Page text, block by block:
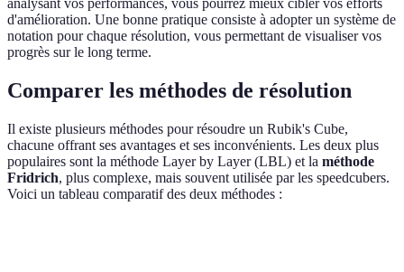
analysant vos performances, vous pourrez mieux cibler vos efforts
d'amélioration. Une bonne pratique consiste à adopter un système de
notation pour chaque résolution, vous permettant de visualiser vos
progrès sur le long terme.
Comparer les méthodes de résolution
Il existe plusieurs méthodes pour résoudre un Rubik's Cube,
chacune offrant ses avantages et ses inconvénients. Les deux plus
populaires sont la méthode Layer by Layer (LBL) et la méthode
Fridrich, plus complexe, mais souvent utilisée par les speedcubers.
Voici un tableau comparatif des deux méthodes :